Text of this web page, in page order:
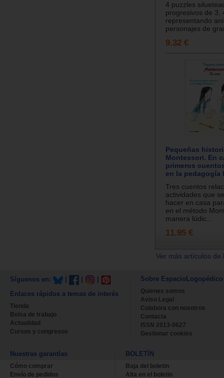
4 puzzles
progresivos de 3,
representando
personajes de
9.32 €
Pequeñas
Montessori. En
primeros
en la pedagogía
Tres cuentos
actividades que
hacer en casa
en el método
manera lúdic...
11.95 €
Ver más artículos
Síguenos en:
Enlaces rápidos a temas de interés
Tienda
Bolsa de trabajo
Actualidad
Cursos y congresos
Sobre EspacioLogopédico
Quienes somos
Aviso Legal
Colabora con nosotros
Contacta
ISSN 2013-0627
Gestionar cookies
Nuestras garantías
Cómo comprar
Envío de pedidos
BOLETÍN
Baja del boletin
Alta en el boletin